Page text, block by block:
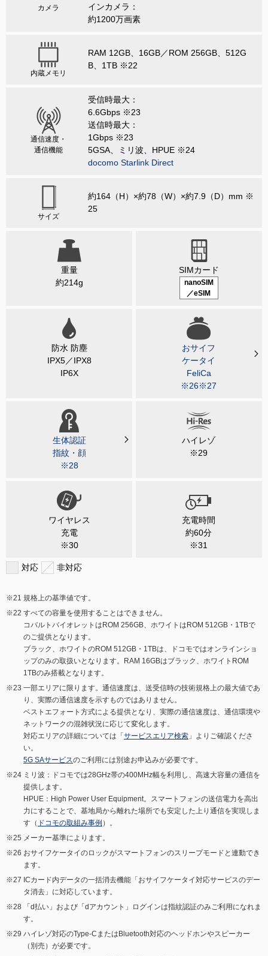
カメラ
インカメラ：
約1200万画素
内蔵メモリ
RAM 12GB、16GB／ROM 256GB、512G
B、1TB ※22
通信速度・
通信機能
受信時最大：
6.6Gbps ※23
送信時最大：
1Gbps ※23
5GSA、ミリ波、HPUE ※24
docomo Starlink Direct
サイズ
約164（H）×約78（W）×約7.9（D）mm ※
25
重量
約214g
SIMカード
nanoSIM
／eSIM
防水 防塵
IPX5／IPX8
IP6X
おサイフ
ケータイ
FeliCa
※26※27
生体認証
指紋・顔
※28
ハイレゾ
※29
ワイヤレス
充電
※30
充電時間
約60分
※31
対応 非対応
規格上の基準値です。
すべての容量を使用することはできません。
コバルトバイオレットはROM 256GB、ホワイトはROM 512GB・1TBで
のご提供となります。
ブラック、ホワイトのROM 512GB・1TBは、ドコモではオンラインショ
ップのみの取扱いとなります。RAM 16GBはブラック、ホワイトROM
1TBのみ搭載となります。
一部エリアに限ります。通信速度は、送受信時の技術規格上の最大値であ
り、実際の通信速度を示すものではありません。
ベストエフォート方式による提供となり、実際の通信速度は、通信環境や
ネットワークの混雑状況に応じて変化します。
対応エリアの詳細については「 サービスエリア検索 」よりご確認くださ
い。
5G SAサービスのご利用には別途お申込みが必要です。
ミリ波：ドコモでは28GHz帯の400MHz幅を利用し、高速大容量の通信を
提供します。
HPUE：High Power User Equipment。スマートフォンの送信電力を高出
力にすることで、基地局から離れた場所でも安定した上り通信を実現しま
す（ ドコモの取組み事例 ）。
メーカー基準によります。
おサイフケータイのロックがスマートフォンのスリープモードと連動でき
ます。
ICカード内データの一括消去機能「おサイフケータイ対応サービスのデー
タ消去」に対応しています。
「d払い」および「dアカウント」ログインは指紋認証のみご利用になれま
す。
ハイレゾ対応のType-CまたはBluetooth対応のヘッドホンやスピーカー
（別売）が必要です。